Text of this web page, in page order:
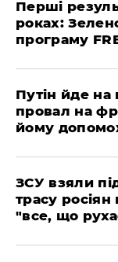
Перші
роках:
програму
Путін йде на
провал на
йому
ЗСУ взяли
трасу росіян
"все, що